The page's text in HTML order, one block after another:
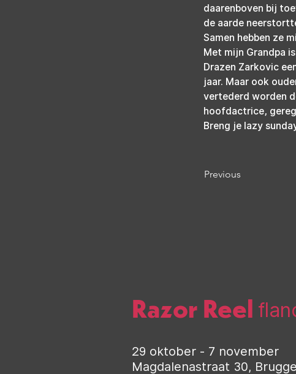
daarenboven bij
de aarde
Samen hebben ze
Met mijn Grandpa
Drazen Zarkovic
jaar. Maar ook
vertederd worden
hoofdactrice,
Breng je lazy
Previous
Razor Reel
29 oktober - 7 november
Magdalenastraat 30, Brugge